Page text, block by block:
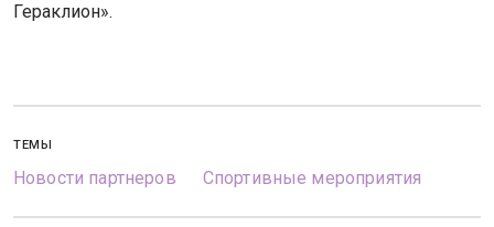
Гераклион».
ТЕМЫ
Новости партнеров Спортивные мероприятия